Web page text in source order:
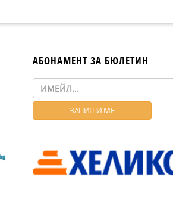
АБОНАМЕНТ ЗА БЮЛЕТИН